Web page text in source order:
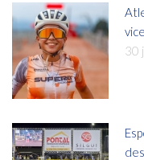
30